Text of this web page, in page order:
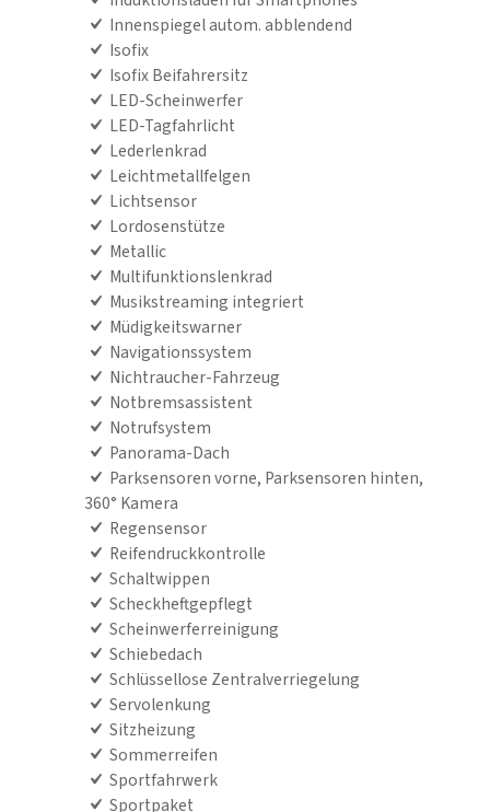
Innenspiegel autom. abblendend
Isofix
Isofix Beifahrersitz
LED-Scheinwerfer
LED-Tagfahrlicht
Lederlenkrad
Leichtmetallfelgen
Lichtsensor
Lordosenstütze
Metallic
Multifunktionslenkrad
Musikstreaming integriert
Müdigkeitswarner
Navigationssystem
Nichtraucher-Fahrzeug
Notbremsassistent
Notrufsystem
Panorama-Dach
Parksensoren vorne, Parksensoren hinten,
360° Kamera
Regensensor
Reifendruckkontrolle
Schaltwippen
Scheckheftgepflegt
Scheinwerferreinigung
Schiebedach
Schlüssellose Zentralverriegelung
Servolenkung
Sitzheizung
Sommerreifen
Sportfahrwerk
Sportpaket